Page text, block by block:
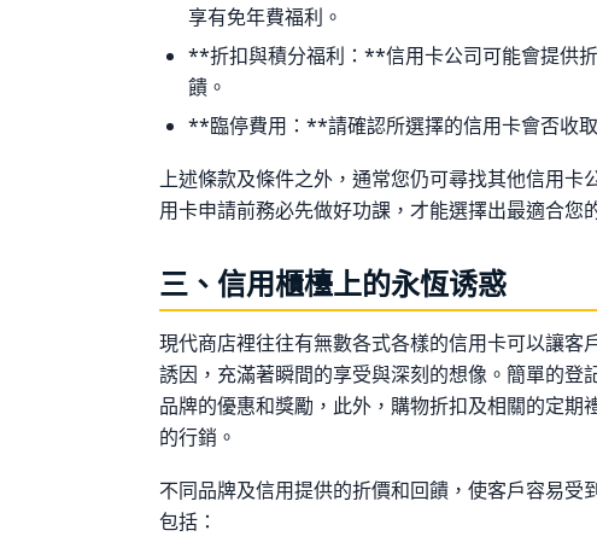
享有免年費福利。
**折扣與積分福利：**信用卡公司可能會提供
饋。
**臨停費用：**請確認所選擇的信用卡會否收
上述條款及條件之外，通常您仍可尋找其他信用卡
用卡申請前務必先做好功課，才能選擇出最適合您
三、信用櫃檯上的永恆诱惑
現代商店裡往往有無數各式各樣的信用卡可以讓客
誘因，充滿著瞬間的享受與深刻的想像。簡單的登
品牌的優惠和獎勵，此外，購物折扣及相關的定期
的行銷。
不同品牌及信用提供的折價和回饋，使客戶容易受
包括：